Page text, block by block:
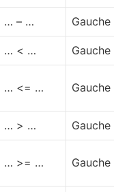
… – … Gauche
… < … Gauche
… <= … Gauche
… > … Gauche
… >= … Gauche